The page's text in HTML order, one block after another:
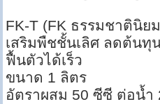
FK-T (FK ธรรมชาตินิย
เสริมพืชชั้นเลิศ ลดต้นทุ
ฟื้นตัวได้เร็ว
ขนาด 1 ลิตร
อัตราผสม 50 ซีซี ต่อน้ำ